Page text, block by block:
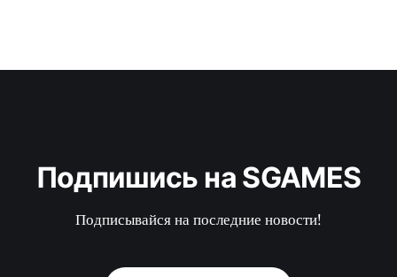
Подпишись на SGAMES
Подписывайся на последние новости!